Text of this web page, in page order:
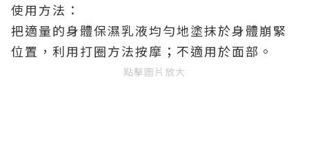
使用方法：
把適量的身體保濕乳液均勻地塗抹於身體崩緊
位置，利用打圈方法按摩；不適用於面部。
點擊圖片放大